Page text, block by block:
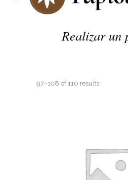
Realizar un
97–108 of 110 results